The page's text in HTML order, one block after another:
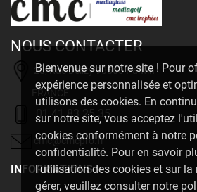
Bienvenue sur notre site ! Pour
expérience personnalisée et
utilisons des cookies. En
sur notre site, vous acceptez
cookies conformément à notre
confidentialité. Pour en savoir
l'utilisation des cookies et sur la
gérer, veuillez consulter notre
NOUS CONTACTER
20, Rue Delizy 93500 Pantin
FRANCE
01 41 83 25 35
cmc@cmcpro.fr
INFORMATIONS